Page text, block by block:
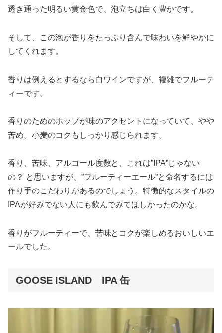
透き通った明るい黄金色で、泡立ちは白く豊かです。
そして、この泡が香りをたっぷり含んで味わいを鮮やかに
してくれます。
香りは例えるとするなら白ワインですが、複雑でフルーテ
ィーです。
香りのためのホップが味のアクセントになっていて、やや
苦め。小麦のコクもしっかり感じられます。
香り、苦味、アルコール度数と、これは”IPA”じゃない
の？ と思いますが、”フルーティーエール”と命名するには
作り手のこだわりがあるのでしょう。特徴的なスタイルの
IPAが好みでない人にも飲んでみてほしかったのかな。
香りがフルーティーで、苦味とコクが楽しめるおいしいエ
ールでした。
GOOSE ISLAND IPA 缶